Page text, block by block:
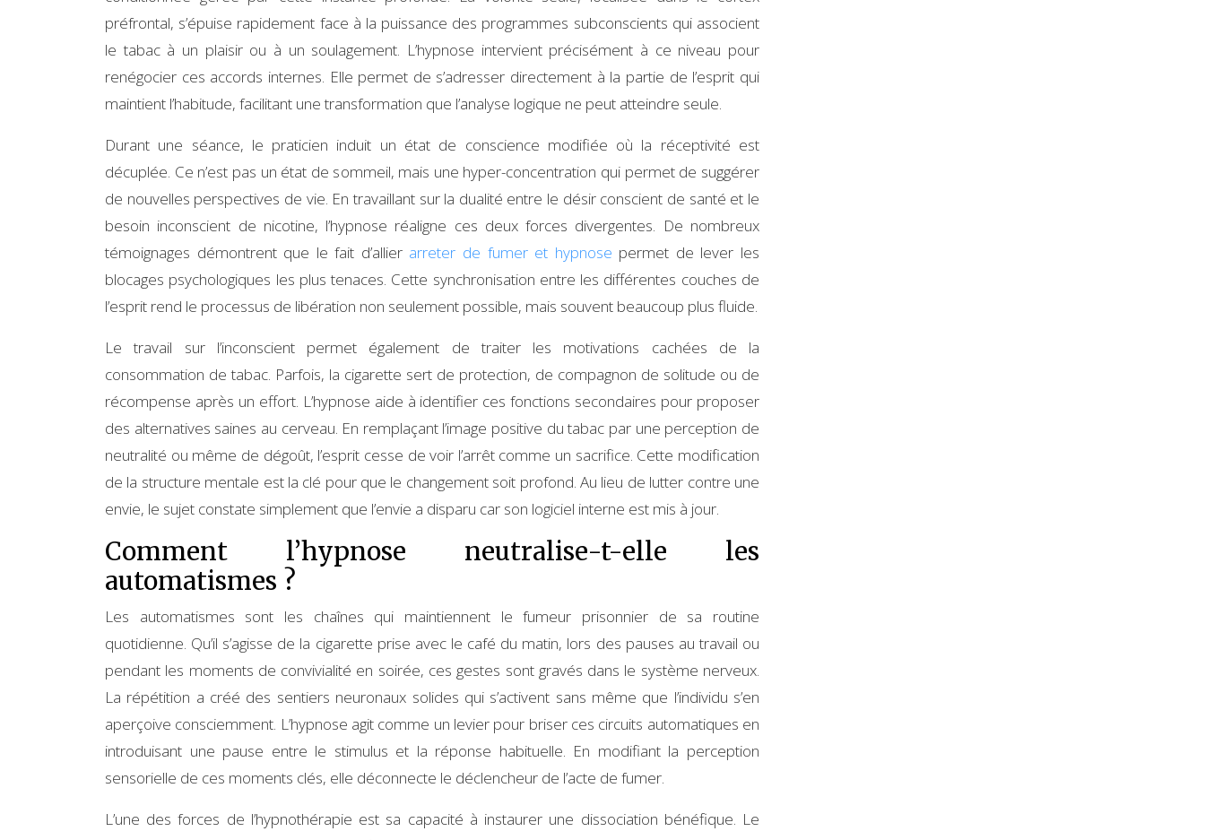
préfrontal, s’épuise rapidement face à la puissance des programmes subconscients qui associent
le tabac à un plaisir ou à un soulagement. L’hypnose intervient précisément à ce niveau pour
renégocier ces accords internes. Elle permet de s’adresser directement à la partie de l’esprit qui
maintient l’habitude, facilitant une transformation que l’analyse logique ne peut atteindre seule.
Durant une séance, le praticien induit un état de conscience modifiée où la réceptivité est
décuplée. Ce n’est pas un état de sommeil, mais une hyper-concentration qui permet de suggérer
de nouvelles perspectives de vie. En travaillant sur la dualité entre le désir conscient de santé et le
besoin inconscient de nicotine, l’hypnose réaligne ces deux forces divergentes. De nombreux
témoignages démontrent que le fait d’allier arreter de fumer et hypnose permet de lever les
blocages psychologiques les plus tenaces. Cette synchronisation entre les différentes couches de
l’esprit rend le processus de libération non seulement possible, mais souvent beaucoup plus fluide.
Le travail sur l’inconscient permet également de traiter les motivations cachées de la
consommation de tabac. Parfois, la cigarette sert de protection, de compagnon de solitude ou de
récompense après un effort. L’hypnose aide à identifier ces fonctions secondaires pour proposer
des alternatives saines au cerveau. En remplaçant l’image positive du tabac par une perception de
neutralité ou même de dégoût, l’esprit cesse de voir l’arrêt comme un sacrifice. Cette modification
de la structure mentale est la clé pour que le changement soit profond. Au lieu de lutter contre une
envie, le sujet constate simplement que l’envie a disparu car son logiciel interne est mis à jour.
Comment l’hypnose neutralise-t-elle les
automatismes ?
Les automatismes sont les chaînes qui maintiennent le fumeur prisonnier de sa routine
quotidienne. Qu’il s’agisse de la cigarette prise avec le café du matin, lors des pauses au travail ou
pendant les moments de convivialité en soirée, ces gestes sont gravés dans le système nerveux.
La répétition a créé des sentiers neuronaux solides qui s’activent sans même que l’individu s’en
aperçoive consciemment. L’hypnose agit comme un levier pour briser ces circuits automatiques en
introduisant une pause entre le stimulus et la réponse habituelle. En modifiant la perception
sensorielle de ces moments clés, elle déconnecte le déclencheur de l’acte de fumer.
L’une des forces de l’hypnothérapie est sa capacité à instaurer une dissociation bénéfique. Le